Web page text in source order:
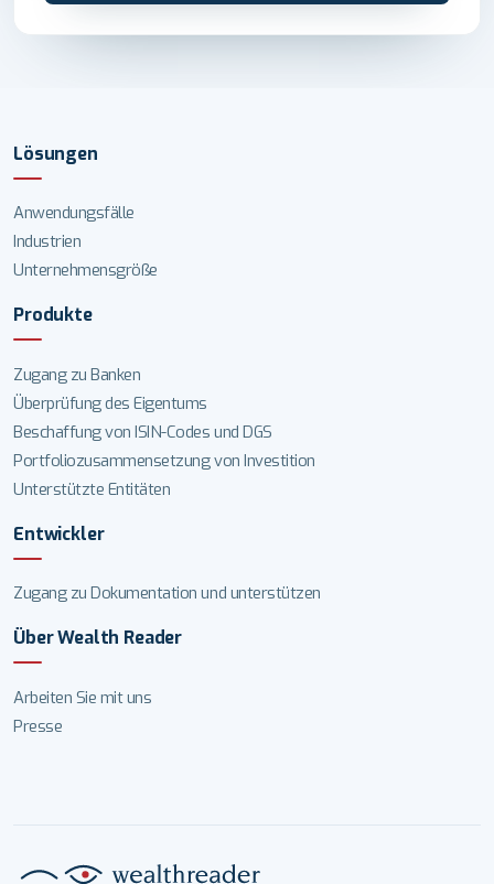
Lösungen
Anwendungsfälle
Industrien
Unternehmensgröße
Produkte
Zugang zu Banken
Überprüfung des Eigentums
Beschaffung von ISIN-Codes und DGS
Portfoliozusammensetzung von Investition
Unterstützte Entitäten
Entwickler
Zugang zu Dokumentation und unterstützen
Über Wealth Reader
Arbeiten Sie mit uns
Presse